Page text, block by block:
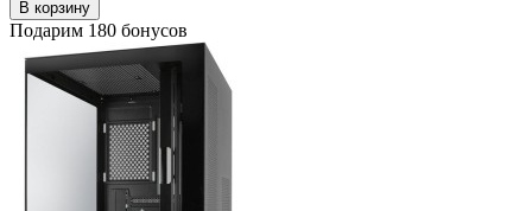
В корзину
Подарим 180 бонусов